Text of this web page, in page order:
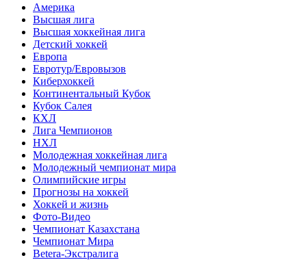
Америка
Высшая лига
Высшая хоккейная лига
Детский хоккей
Европа
Евротур/Евровызов
Киберхоккей
Континентальный Кубок
Кубок Салея
КХЛ
Лига Чемпионов
НХЛ
Молодежная хоккейная лига
Молодежный чемпионат мира
Олимпийские игры
Прогнозы на хоккей
Хоккей и жизнь
Фото-Видео
Чемпионат Казахстана
Чемпионат Мира
Betera-Экстралига